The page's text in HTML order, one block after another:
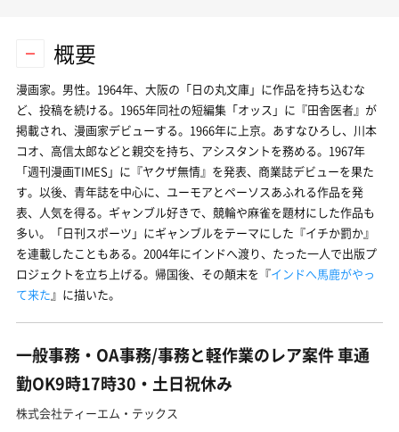
概要
漫画家。男性。1964年、大阪の「日の丸文庫」に作品を持ち込むな
ど、投稿を続ける。1965年同社の短編集「オッス」に『田舎医者』が
掲載され、漫画家デビューする。1966年に上京。あすなひろし、川本
コオ、高信太郎などと親交を持ち、アシスタントを務める。1967年
「週刊漫画TIMES」に『ヤクザ無情』を発表、商業誌デビューを果た
す。以後、青年誌を中心に、ユーモアとペーソスあふれる作品を発
表、人気を得る。ギャンブル好きで、競輪や麻雀を題材にした作品も
多い。「日刊スポーツ」にギャンブルをテーマにした『イチか罰か』
を連載したこともある。2004年にインドへ渡り、たった一人で出版プ
ロジェクトを立ち上げる。帰国後、その顛末を『インドへ馬鹿がやっ
て来た』に描いた。
一般事務・OA事務/事務と軽作業のレア案件 車通
勤OK9時17時30・土日祝休み
株式会社ティーエム・テックス